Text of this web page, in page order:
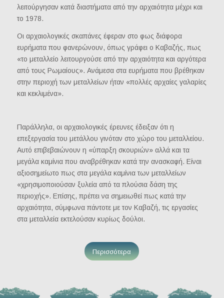
λειτούργησαν κατά διαστήματα από την αρχαιότητα μέχρι και
το 1978.
Οι αρχαιολογικές σκαπάνες έφεραν στο φως διάφορα
ευρήματα που φανερώνουν, όπως γράφει ο Καβαζής, πως
«το μεταλλείο λειτουργούσε από την αρχαιότητα και αργότερα
από τους Ρωμαίους». Ανάμεσα στα ευρήματα που βρέθηκαν
στην περιοχή των μεταλλείων ήταν «πολλές αρχαίες γαλαρίες
και κεκλιμένα».
Παράλληλα, οι αρχαιολογικές έρευνες έδειξαν ότι η
επεξεργασία του μετάλλου γινόταν στο χώρο του μεταλλείου.
Αυτό επιβεβαιώνουν η «ύπαρξη σκουριών» αλλά και τα
μεγάλα καμίνια που αναβρέθηκαν κατά την ανασκαφή. Είναι
αξιοσημείωτο πως στα μεγάλα καμίνια των μεταλλείων
«χρησιμοποιούσαν ξυλεία από τα πλούσια δάση της
περιοχής». Επίσης, πρέπει να σημειωθεί πως κατά την
αρχαιότητα, σύμφωνα πάντοτε με τον Καβαζή, τις εργασίες
στα μεταλλεία εκτελούσαν κυρίως δούλοι.
Περισσότερα